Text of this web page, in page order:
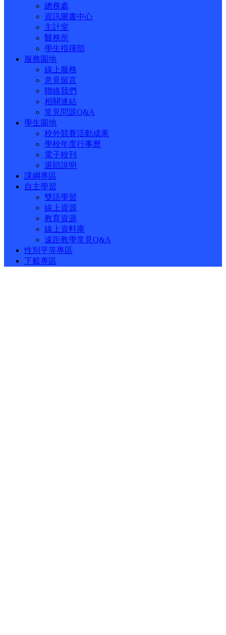
總務處
資訊圖書中心
主計室
醫務所
學生指揮部
服務園地
線上服務
意見留言
聯絡我們
相關連結
常見問題Q&A
學生園地
校外競賽活動成果
學校年度行事曆
電子校刊
退賠說明
課綱專區
自主學習
雙語學習
線上資源
教育資源
線上資料庫
遠距教學常見Q&A
性別平等專區
下載專區